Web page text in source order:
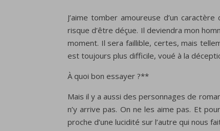
J’aime tomber amoureuse d’un
risque d’être déçue. Il deviendra mon
moment. Il sera faillible, certes, mais
est toujours plus difficile, voué à la
À quoi bon essayer ?**
Mais il y a aussi des personnages de
n’y arrive pas. On ne les aime pas. Et
proche d’une lucidité sur l’autre qui nous